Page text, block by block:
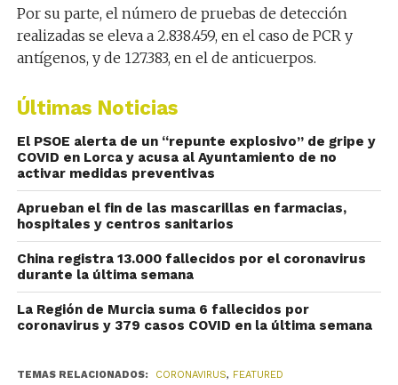
Por su parte, el número de pruebas de detección
realizadas se eleva a 2.838.459, en el caso de PCR y
antígenos, y de 127.383, en el de anticuerpos.
Últimas Noticias
El PSOE alerta de un “repunte explosivo” de gripe y
COVID en Lorca y acusa al Ayuntamiento de no
activar medidas preventivas
Aprueban el fin de las mascarillas en farmacias,
hospitales y centros sanitarios
China registra 13.000 fallecidos por el coronavirus
durante la última semana
La Región de Murcia suma 6 fallecidos por
coronavirus y 379 casos COVID en la última semana
TEMAS RELACIONADOS: CORONAVIRUS, FEATURED